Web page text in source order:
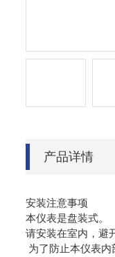
产品详情
安装注意事项
本仪表是盘装式。
请安装在室内，避
为了防止本仪表